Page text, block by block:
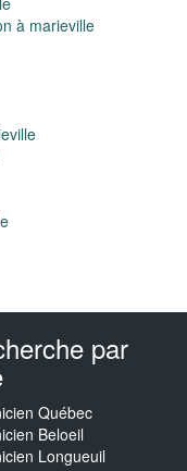
à marieville
par
Québec
Beloeil
Longueuil